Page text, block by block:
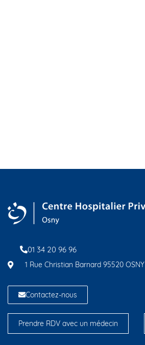
01 34 20 96 96
1 Rue Christian Barnard 95520 OSNY
Contactez-nous
Prendre RDV avec un médecin